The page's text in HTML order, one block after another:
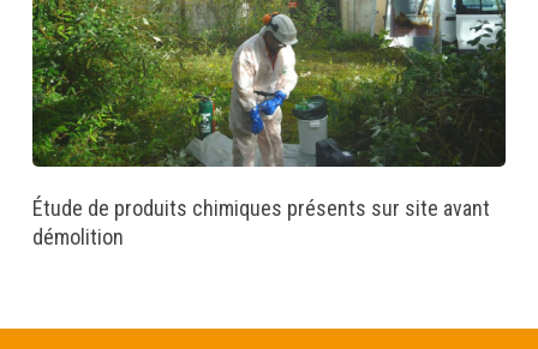
Étude de produits chimiques présents sur site avant
démolition